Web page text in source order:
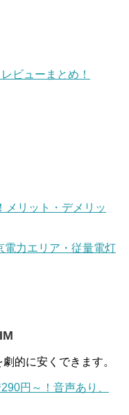
ビューまとめ！
メリット・デメリッ
電力エリア・従量電灯
的に安くできます。
円～！音声あり、